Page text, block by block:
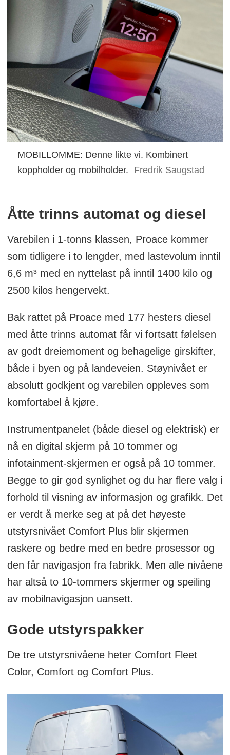
MOBILLOMME: Denne likte vi. Kombinert
koppholder og mobilholder.
Fredrik Saugstad
Åtte trinns automat og diesel
Varebilen i 1-tonns klassen, Proace kommer
som tidligere i to lengder, med lastevolum inntil
6,6 m³ med en nyttelast på inntil 1400 kilo og
2500 kilos hengervekt.
Bak rattet på Proace med 177 hesters diesel
med åtte trinns automat får vi fortsatt følelsen
av godt dreiemoment og behagelige girskifter,
både i byen og på landeveien. Støynivået er
absolutt godkjent og varebilen oppleves som
komfortabel å kjøre.
Instrumentpanelet (både diesel og elektrisk) er
nå en digital skjerm på 10 tommer og
infotainment-skjermen er også på 10 tommer.
Begge to gir god synlighet og du har flere valg i
forhold til visning av informasjon og grafikk. Det
er verdt å merke seg at på det høyeste
utstyrsnivået Comfort Plus blir skjermen
raskere og bedre med en bedre prosessor og
den får navigasjon fra fabrikk. Men alle nivåene
har altså to 10-tommers skjermer og speiling
av mobilnavigasjon uansett.
Gode utstyrspakker
De tre utstyrsnivåene heter Comfort Fleet
Color, Comfort og Comfort Plus.